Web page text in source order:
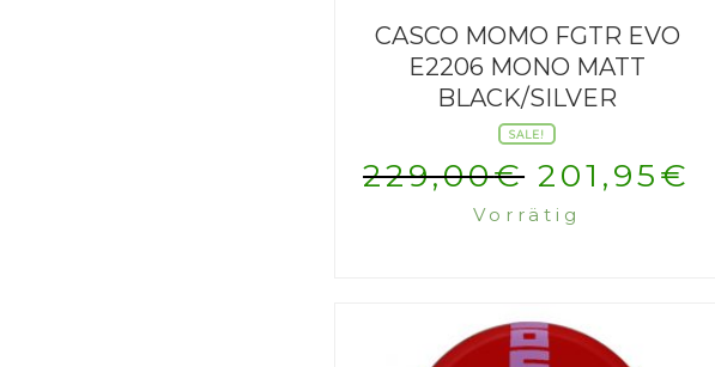
CASCO MOMO FGTR EVO
E2206 MONO MATT
BLACK/SILVER
SALE!
229,00€
Preis
229,00€
201,95€
Vorrätig